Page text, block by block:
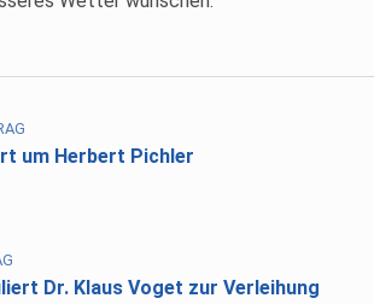
um Herbert Pichler
Dr. Klaus Voget zur Verleihung